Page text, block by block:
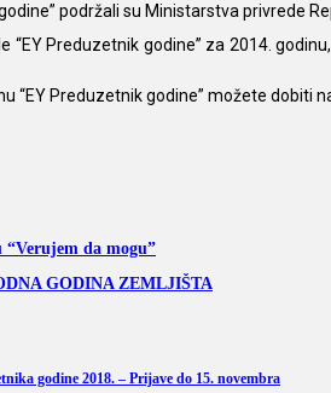
podržali su Ministarstva privrede
“EY Preduzetnik godine” za 2014.
“EY Preduzetnik godine” možete dobiti
“Verujem da mogu”
GODINA ZEMLJIŠTA
godine 2018. – Prijave do 15. novembra